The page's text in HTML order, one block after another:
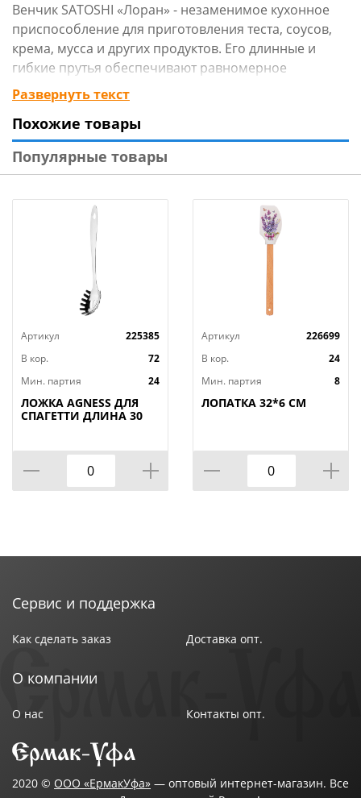
Венчик SATOSHI «Лоран» - незаменимое кухонное
приспособление для приготовления теста, соусов,
крема, мусса и других продуктов. Его длинные и
гибкие прутья обеспечивают равномерное
перемешивание, а ручка эргономичной формы
позволяет комфортно работать даже с большими
объемами продуктов. Прочная нержавеющая сталь
гарантирует долговечность и стойкость венчика к
коррозии, сохраняя его первоначальный вид на
Технические характеристики:
Тип товара : Венчик
Бренд : SATOSHI
Материал : Нержавеющая сталь
Размер упаковки : 29,3х5,7х5,8 см
Цвет : Черный
Вес в упаковке : 0,13 кг
Страна производства : Китай
Развернуть текст
Похожие товары
Популярные товары
Артикул
225385
В кор.
72
Мин. партия
24
ЛОЖКА AGNESS ДЛЯ
СПАГЕТТИ ДЛИНА 30
Артикул
226699
В кор.
24
Мин. партия
8
ЛОПАТКА 32*6 СМ
Сервис и поддержка
Как сделать заказ Доставка опт.
О компании
О нас Контакты опт.
2020 © ООО «ЕрмакУфа» — оптовый интернет-магазин. Все